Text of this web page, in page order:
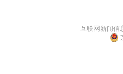
互联网新闻信